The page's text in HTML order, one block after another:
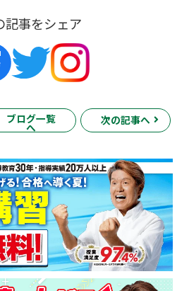
記事をシェア
ブログ一覧
へ
次の記事へ